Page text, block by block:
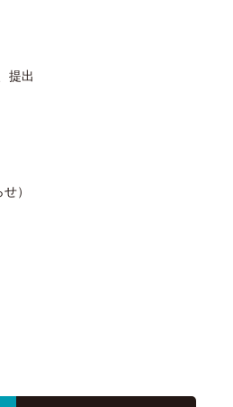
提出
）